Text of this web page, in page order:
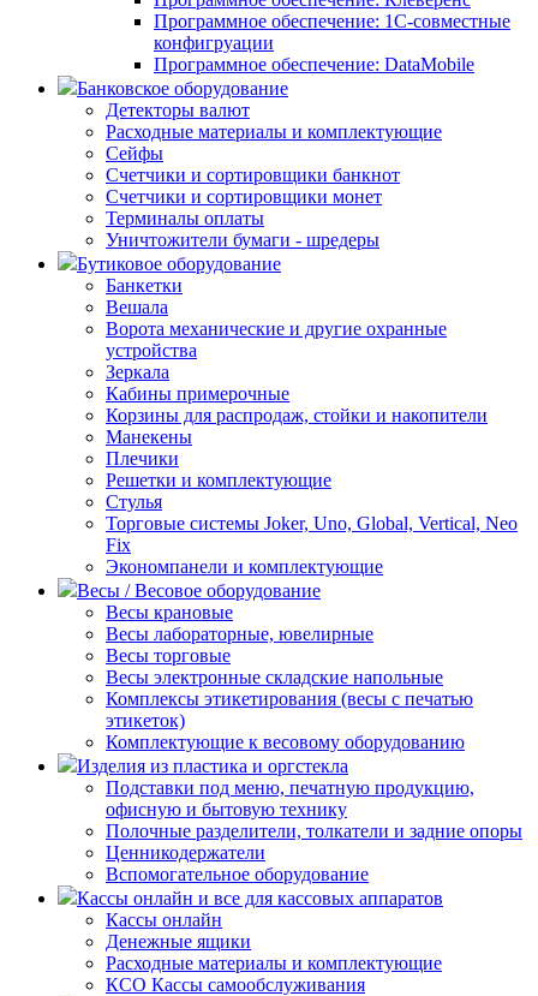
Программное обеспечение: 1С-совместные
конфигруации
Программное обеспечение: DataMobile
Банковское оборудование
Детекторы валют
Расходные материалы и комплектующие
Сейфы
Счетчики и сортировщики банкнот
Счетчики и сортировщики монет
Терминалы оплаты
Уничтожители бумаги - шредеры
Бутиковое оборудование
Банкетки
Вешала
Ворота механические и другие охранные
устройства
Зеркала
Кабины примерочные
Корзины для распродаж, стойки и накопители
Манекены
Плечики
Решетки и комплектующие
Стулья
Торговые системы Joker, Uno, Global, Vertical, Neo
Fix
Экономпанели и комплектующие
Весы / Весовое оборудование
Весы крановые
Весы лабораторные, ювелирные
Весы торговые
Весы электронные складские напольные
Комплексы этикетирования (весы с печатью
этикеток)
Комплектующие к весовому оборудованию
Изделия из пластика и оргстекла
Подставки под меню, печатную продукцию,
офисную и бытовую технику
Полочные разделители, толкатели и задние опоры
Ценникодержатели
Вспомогательное оборудование
Кассы онлайн и все для кассовых аппаратов
Кассы онлайн
Денежные ящики
Расходные материалы и комплектующие
КСО Кассы самообслуживания